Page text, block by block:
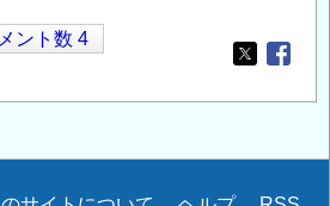
ント数 4
Opens in